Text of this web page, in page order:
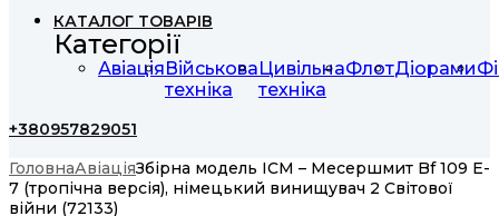
КАТАЛОГ ТОВАРІВ
Категорії
АвіаціяВійськова
техніка
Цивільна
техніка
ФлотДіорами
+380957829051
ГоловнаАвіаціяЗбірна модель ICM – Месершмит Bf 109 E-
7 (тропічна версія), німецький винищувач 2 Світової
війни (72133)